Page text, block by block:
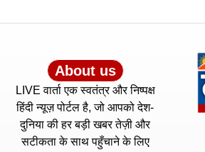
About us
LIVE वार्ता एक स्वतंत्र और निष्पक्ष
हिंदी न्यूज़ पोर्टल है, जो आपको देश-
दुनिया की हर बड़ी खबर तेज़ी और
सटीकता के साथ पहुँचाने के लिए